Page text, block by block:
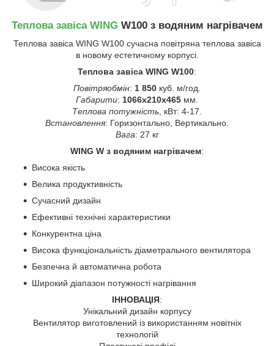
Теплова завіса WINGW100 з водяним нагрівачем
Теплова завіса WING W100 сучасна повітряна теплова завіса
в новому естетичному корпусі.
Теплова завіса WING W100:
Повітряобмін: 1 850 куб. м/год.
Габарити: 1066x210x465 мм.
Теплова потужність, кВт: 4-17.
Встановлення: Горизонтально, Вертикально.
Вага: 27 кг
WING W з водяним нагрівачем:
Висока якість
Велика продуктивність
Сучасний дизайн
Ефективні технічні характеристики
Конкурентна ціна
Висока функціональність діаметрального вентилятора
Безпечна й автоматична робота
Широкий діапазон потужності нагрівання
ІННОВАЦІЯ:
Унікальний дизайн корпусу
Вентилятор виготовлений із використанням новітніх
технологій